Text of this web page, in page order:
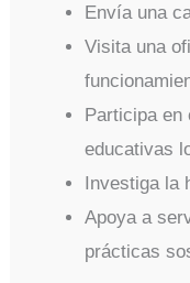
Envía una
Visita una
Participa en
educativas
Investiga la
Apoya a
prácticas